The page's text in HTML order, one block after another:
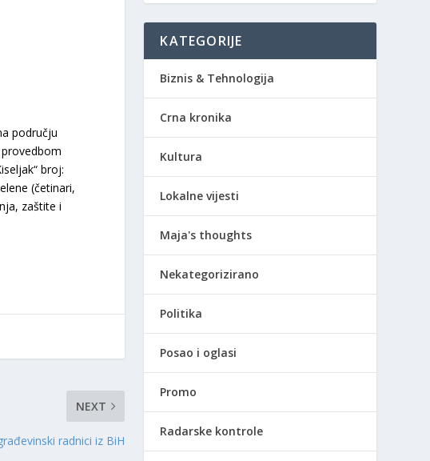
području
broj:
(četinari,
zaštite i
NEXT
radnici iz BiH
KATEGORIJE
Biznis & Tehnologija
Crna kronika
Kultura
Lokalne vijesti
Maja's thoughts
Nekategorizirano
Politika
Posao i oglasi
Promo
Radarske kontrole